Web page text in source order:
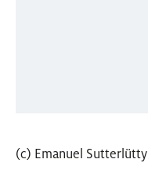
(c) Emanuel Sutterlütty